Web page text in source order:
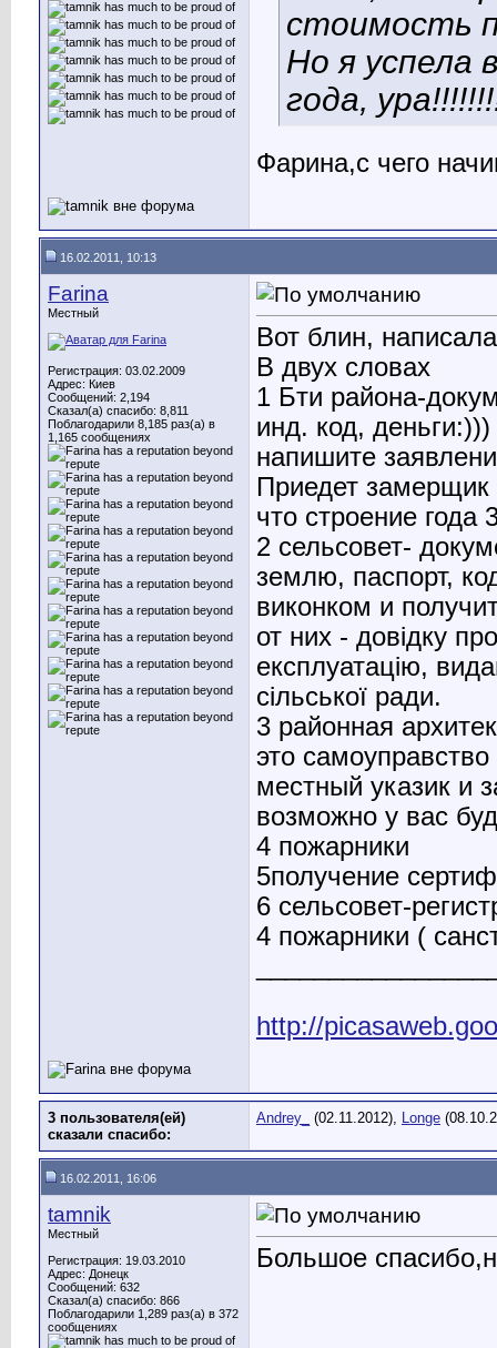
стоимость
Но я успела
года,
Фарина,с чего
16.02.2011, 10:13
Farina
Местный
Регистрация: 03.02.2009
Адрес: Киев
Сообщений: 2,194
Сказал(а) спасибо: 8,811
Поблагодарили 8,185 раз(а) в
1,165 сообщениях
Вот блин,
В двух словах
1 Бти района-
инд. код, деньги:)))
напишите
Приедет замерщик
что строение года
2 сельсовет-
землю, паспорт,
виконком и
от них - довідку
експлуатацію,
сільської ради.
3 районная
это
местный указик и
возможно у вас
4 пожарники
5получение
6 сельсовет-
4 пожарники (
http://
3 пользователя(ей)
сказали cпасибо:
Andrey_ (02.11.2012), Longe
16.02.2011, 16:06
tamnik
Местный
Регистрация: 19.03.2010
Адрес: Донецк
Сообщений: 632
Сказал(а) спасибо: 866
Поблагодарили 1,289 раз(а) в 372
сообщениях
Большое